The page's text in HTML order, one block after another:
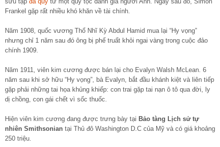
Frankel gặp rất nhiều khó khăn về tài chính.
Năm 1908, quốc vương Thổ Nhĩ Kỳ Abdul Hamid mua lại “Hy vọng”
nhưng chỉ 1 năm sau đó ông bị phế truất khỏi ngai vàng trong cuộc đảo
chính 1909.
Năm 1911, viên kim cương được bán lại cho Evalyn Walsh McLean. 6
năm sau khi sở hữu “Hy vọng”, bà Evalyn, bắt đầu khánh kiệt và liên tiếp
gặp phải những tai họa khủng khiếp: con trai gặp tai nạn ô tô qua đời, ly
dị chồng, con gái chết vì sốc thuốc.
Hiện viên kim cương đang được trưng bày tại Bảo tàng Lịch sử tự
nhiên Smithsonian tại Thủ đô Washington D.C của Mỹ và có giá khoảng
250 triệu.